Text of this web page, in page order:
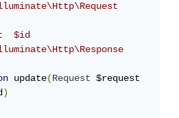
update(Request
)